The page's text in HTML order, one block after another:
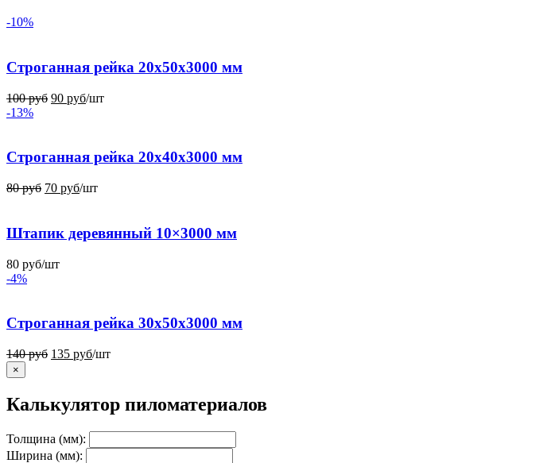
-10%
Строганная рейка 20x50x3000 мм
100руб 90 руб/шт
-13%
Строганная рейка 20x40x3000 мм
80руб 70 руб/шт
Штапик деревянный 10×3000 мм
80 руб/шт
-4%
Строганная рейка 30x50x3000 мм
140руб 135 руб/шт
×
Калькулятор пиломатериалов
Толщина (мм):
Ширина (мм):